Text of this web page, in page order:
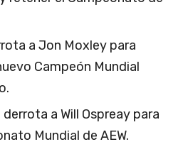
a Jon Moxley para
Campeón Mundial
a Will Ospreay para
Mundial de AEW.